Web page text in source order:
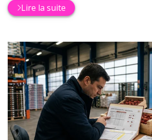
Lire la suite